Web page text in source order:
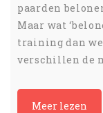
paarden
Maar wat
training dan
verschillen de
Meer lezen